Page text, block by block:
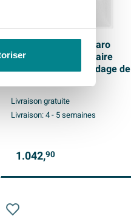
Villeroy & Boch Collaro
baignoire rectangulaire
170x75cm - avec vidage de
baignoire stone white
Livraison gratuite
Livraison:4 - 5 semaines
1.042,90